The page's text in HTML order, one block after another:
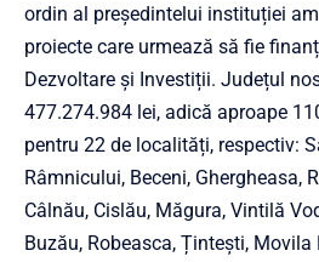
ordin al președintelui instituției
proiecte care urmează să fie
Dezvoltare și Investiții. Județul
477.274.984 lei, adică aproape
pentru 22 de localități, respectiv:
Râmnicului, Beceni, Ghergheasa,
Câlnău, Cislău, Măgura, Vintilă
Buzău, Robeasca, Țintești, Movila